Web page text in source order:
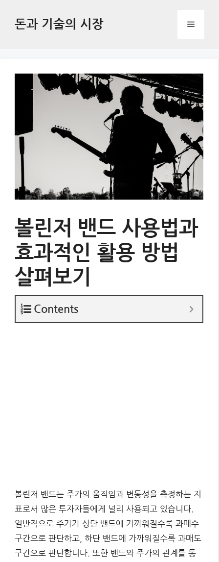
돈과 기술의 시장 Menu
볼린저 밴드 사용법과
효과적인 활용 방법
살펴보기
Contents
볼린저 밴드는 주가의 움직임과 변동성을 측정하는 지
표로서 많은 투자자들에게 널리 사용되고 있습니다.
일반적으로 주가가 상단 밴드에 가까워질수록 과매수
구간으로 판단하고, 하단 밴드에 가까워질수록 과매도
구간으로 판단합니다. 또한 밴드와 주가의 관계를 통